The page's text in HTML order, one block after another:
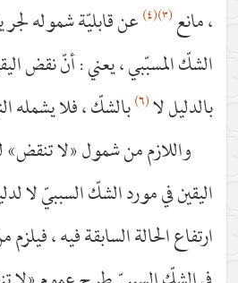
، مانع(٣)(٤)
عن قابليّة شموله
الشكّ المسبّبي ، يعني : أنّ نقض
بالدليل لا(٦) بالشكّ ، فلا يشمله
واللازم من شمول «لا
اليقين في مورد الشكّ السببيّ لا
ارتفاع الحالة السابقة فيه ،